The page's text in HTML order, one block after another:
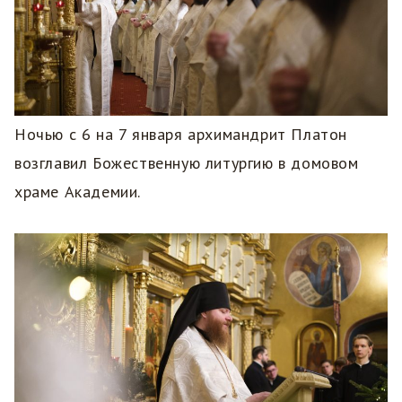
Ночью с 6 на 7 января архимандрит Платон
возглавил Божественную литургию в домовом
храме Академии.